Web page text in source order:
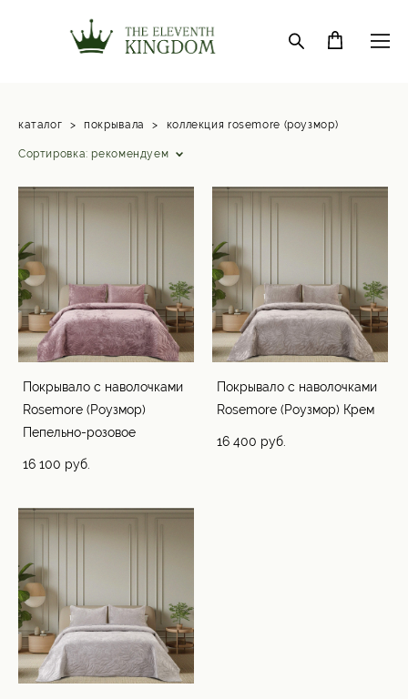
каталог > покрывала > коллекция rosemore (роузмор)
Сортировка: рекомендуем
Покрывало с наволочками
Rosemore (Роузмор)
Пепельно-розовое
16 100 pуб.
Покрывало с наволочками
Rosemore (Роузмор) Крем
16 400 pуб.